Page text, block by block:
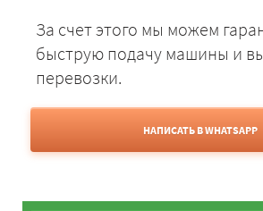
За счет этого мы можем
быструю подачу машины и
перевозки.
НАПИСАТЬ В WHATSAPP